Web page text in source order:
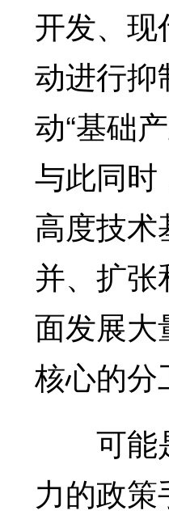
开发、
动进行抑
动“基础
与此同时
高度技术
并、扩
面发展大
核心的分
可能是
力的政